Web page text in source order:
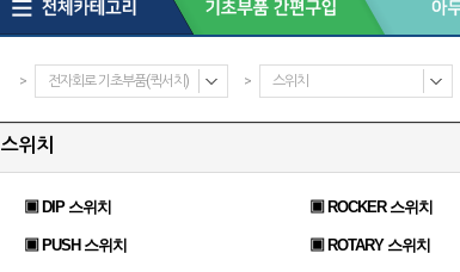
> 전자회로 기초부품(퀵서치) > 스위치
스위치
▣ DIP 스위치 ▣ ROCKER 스위치
▣ PUSH 스위치 ▣ ROTARY 스위치